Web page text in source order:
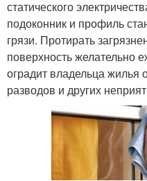
статического
подоконник и профиль
грязи. Протирать
поверхность желательно
оградит владельца жилья
разводов и других